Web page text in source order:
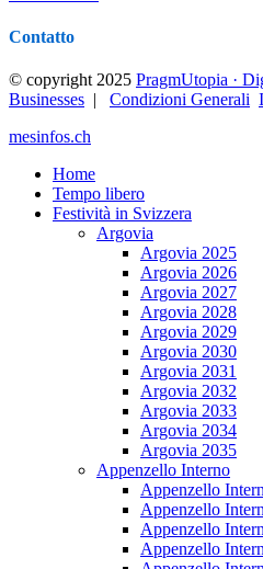
Contatto
© copyright 2025 PragmUtopia ·
Businesses | Condizioni Generali
mesinfos.ch
Home
Tempo libero
Festività in Svizzera
Argovia
Argovia 2025
Argovia 2026
Argovia 2027
Argovia 2028
Argovia 2029
Argovia 2030
Argovia 2031
Argovia 2032
Argovia 2033
Argovia 2034
Argovia 2035
Appenzello Interno
Appenzello
Appenzello
Appenzello
Appenzello